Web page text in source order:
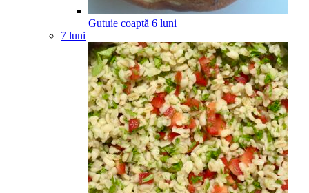
Gutuie coaptă 6 luni
7 luni